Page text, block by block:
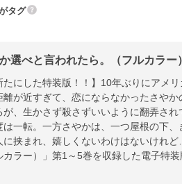
タグ
か選べと言われたら。（フルカラ
たにした特装版！！】10年ぶりにアメ
離が近すぎて、恋にならなかったさや
が、生かさず殺さずいいように翻弄さ
は一転。一方さやかは、一つ屋根の下
に挟まれ、嬉しくないわけはないけれ
カラー）」第1～5巻を収録した電子特